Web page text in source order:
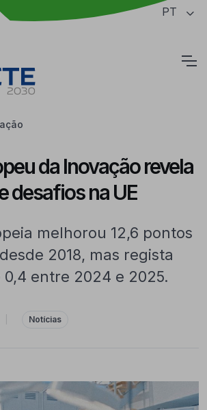
principal da página PT
da Inovação revela
desafios na UE
melhorou 12,6 pontos
2018, mas regista
entre 2024 e 2025.
Notícias